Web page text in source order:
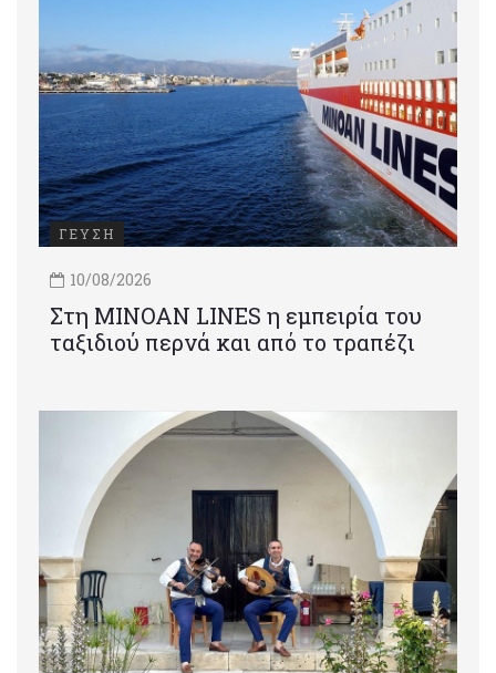
ΓΕΥΣΗ
10/08/2026
Στη MINOAN LINES η εμπειρία του
ταξιδιού περνά και από το τραπέζι